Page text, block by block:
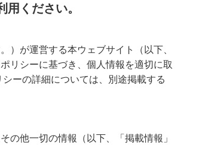
ください。
）が運営する本ウェブサイト（以下、
リシーに基づき、個人情報を適切に取
ーの詳細については、別途掲載する
の他一切の情報（以下、「掲載情報」